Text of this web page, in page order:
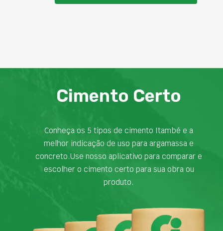
Cimento Certo
Conheça os 5 tipos de cimento Itambé e a
melhor indicação de uso para argamassa e
concreto.Use nosso aplicativo para comparar e
escolher o cimento certo para sua obra ou
produto.